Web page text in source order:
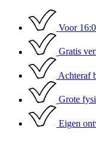
naar
inhoud
Voor
Gratis
Achteraf
Grote
Eigen